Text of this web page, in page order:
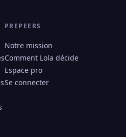
PREPEERS
Notre mission
Comment Lola décide
Espace pro
Se connecter